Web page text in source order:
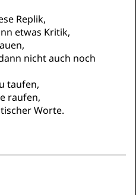
Replik,
etwas Kritik,
nicht auch noch
taufen,
raufen,
Worte.